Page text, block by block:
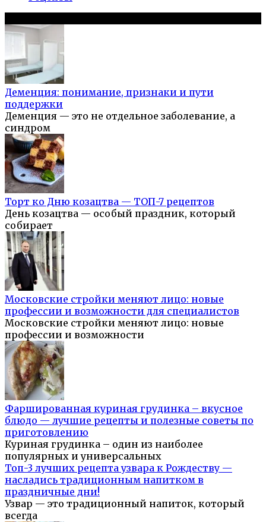
Деменция: понимание, признаки и пути
поддержки
Деменция — это не отдельное заболевание, а
синдром
Торт ко Дню козацтва — ТОП-7 рецептов
День козацтва — особый праздник, который
собирает
Московские стройки меняют лицо: новые
профессии и возможности для специалистов
Московские стройки меняют лицо: новые
профессии и возможности
Фаршированная куриная грудинка – вкусное
блюдо — лучшие рецепты и полезные советы по
приготовлению
Куриная грудинка – один из наиболее
популярных и универсальных
Топ-3 лучших рецепта узвара к Рождеству —
насладись традиционным напитком в
праздничные дни!
Узвар — это традиционный напиток, который
всегда